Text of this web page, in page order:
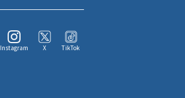
Instagram X TikTok